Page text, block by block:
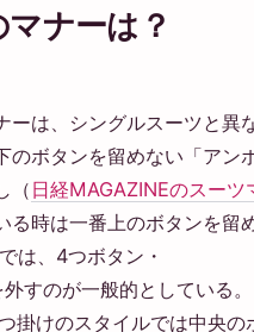
ナーは？
ーは、シングルスーツと異
のボタンを留めない「アン
（ 日経MAGAZINEのスーツ
る時は一番上のボタンを留
は、4つボタン・
すのが一般的としている。
掛けのスタイルでは中央の